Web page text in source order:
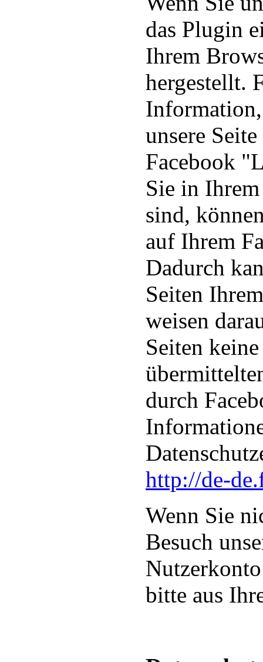
das Plugin
Ihrem
hergestellt.
unsere
Facebook
Sie in
sind,
auf Ihrem
Dadurch
Seiten
weisen
Seiten
durch
http://de-
Wenn Sie
Besuch
bitte aus